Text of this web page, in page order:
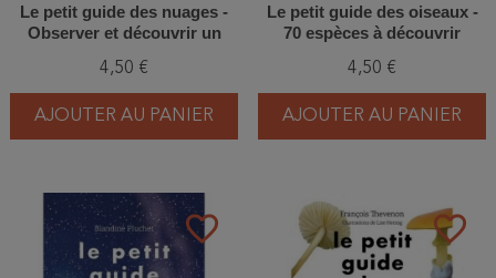
Le petit guide des nuages -
Observer et découvrir un
4,50 €
AJOUTER AU PANIER
Le petit guide des oiseaux -
70 espèces à découvrir
4,50 €
AJOUTER AU PANIER
favorite_border favorite_border